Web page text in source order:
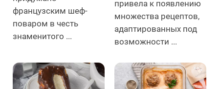
французским шеф-
поваром в честь
знаменитого ...
привела к появлению
множества рецептов,
адаптированных под
возможности ...